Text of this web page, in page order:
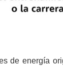
de energía